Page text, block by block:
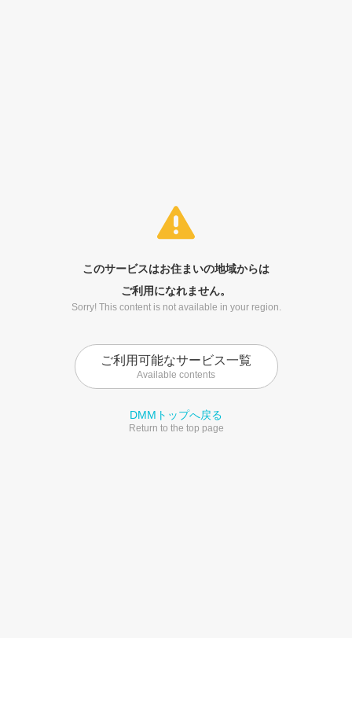
このサービスはお住まいの地域からは
ご利用になれません。
Sorry! This content is not available in your region.
ご利用可能なサービス一覧
Available contents
DMMトップへ戻る
Return to the top page